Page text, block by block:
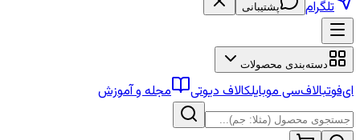
تلگرام پشتیبانی
دسته‌بندی محصولات
ای‌فوتبالاف‌سی موبایلکالاف دیوتی مجله و آموزش